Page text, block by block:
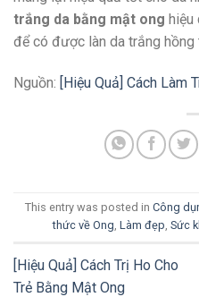
trắng da bằng mật ong hiệu
để có được làn da trắng hồng
Nguồn: [Hiệu Quả] Cách Làm
This entry was posted in Công
thức về Ong, Làm đẹp, Sức
[Hiệu Quả] Cách Trị Ho Cho
Trẻ Bằng Mật Ong